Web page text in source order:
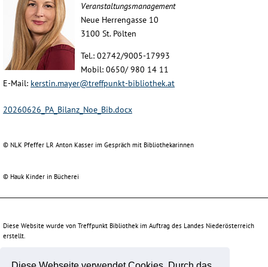
Veranstaltungsmanagement
Neue Herrengasse 10
3100 St. Pölten
Tel.: 02742/9005-17993
Mobil: 0650/ 980 14 11
E-Mail: kerstin.mayer@treffpunkt-bibliothek.at
20260626_PA_Bilanz_Noe_Bib.docx
© NLK Pfeffer LR Anton Kasser im Gespräch mit Bibliothekarinnen
© Hauk Kinder in Bücherei
Diese Website wurde von Treffpunkt Bibliothek im Auftrag des Landes Niederösterreich
erstellt.